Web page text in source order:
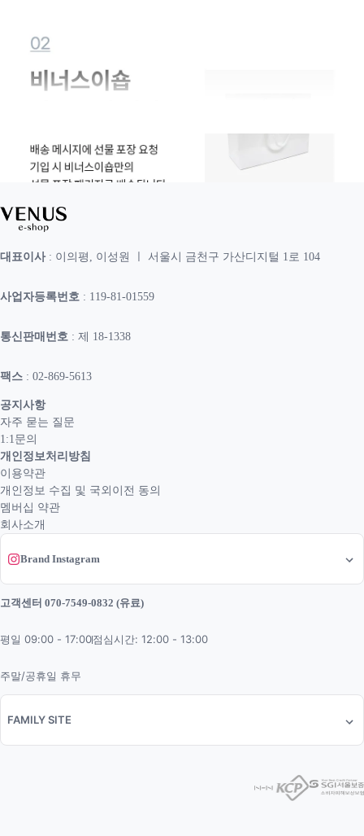
대표이사: 이의평, 이성원 ㅣ 서울시 금천구 가산디지털 1로 104
사업자등록번호 : 119-81-01559
통신판매번호 : 제 18-1338
팩스 : 02-869-5613
공지사항
자주 묻는 질문
1:1문의
개인정보처리방침
이용약관
개인정보 수집 및 국외이전 동의
멤버십 약관
회사소개
Brand Instagram
고객센터 070-7549-0832 (유료)
평일 09:00 - 17:00점심시간: 12:00 - 13:00
주말/공휴일 휴무
FAMILY SITE